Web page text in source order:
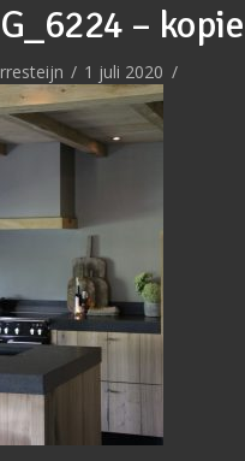
– kopie
1 juli 2020